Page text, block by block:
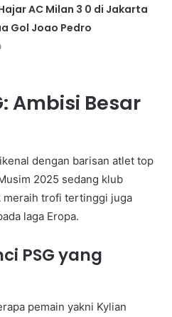
AC Milan 3 0 di Jakarta
Gol Joao Pedro
Ambisi Besar
dengan barisan atlet top
2025 sedang klub
trofi tertinggi juga
laga Eropa.
PSG yang
pemain yakni Kylian